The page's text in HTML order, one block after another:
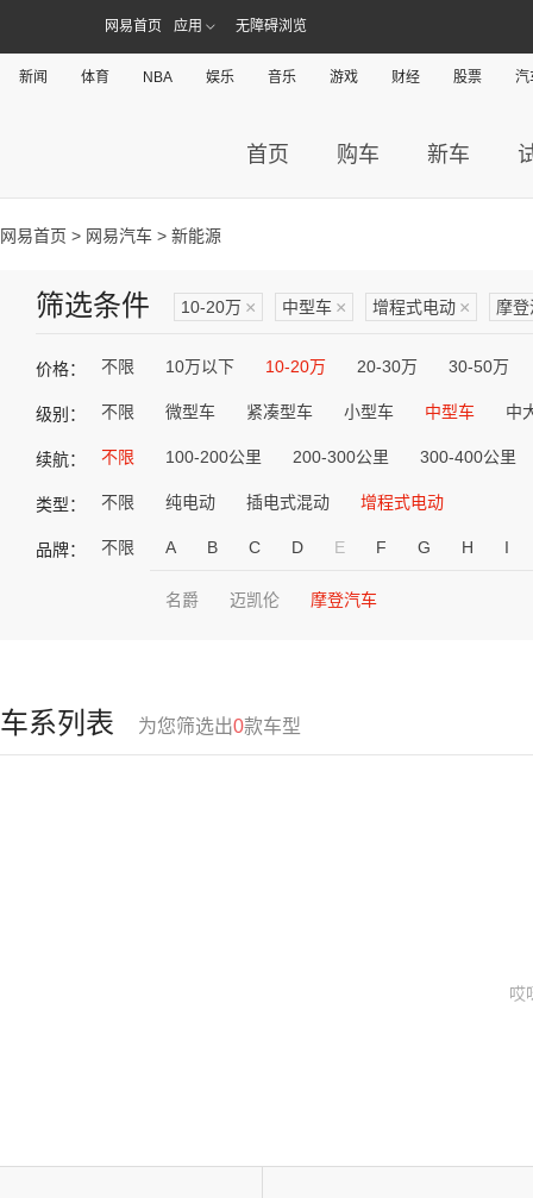
网易首页 应用 无障碍浏览
新闻 体育 NBA 娱乐 音乐 游戏 财经 股票 汽
首页 购车 新车
网易首页 > 网易汽车 > 新能源
筛选条件 10-20万 × 中型车 × 增程式电动 × 摩
价格： 不限 10万以下 10-20万 20-30万 30-50万
级别： 不限 微型车 紧凑型车 小型车 中型车 中
续航： 不限 100-200公里 200-300公里 300-400公里
类型： 不限 纯电动 插电式混动 增程式电动
品牌： 不限 A B C D E F G H I
名爵 迈凯伦 摩登汽车
车系列表 为您筛选出0款车型
哎